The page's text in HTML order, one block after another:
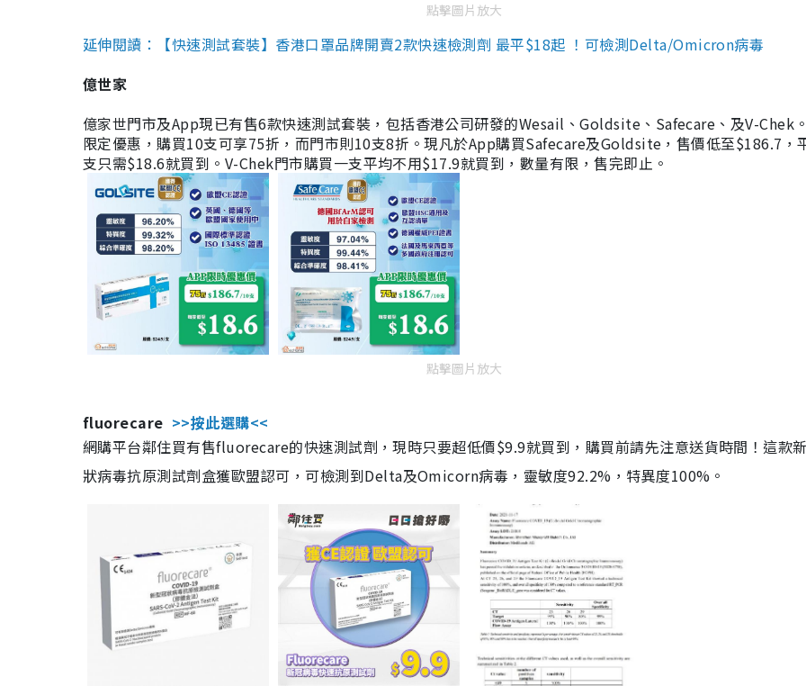
點擊圖片放大
延伸閱讀：【快速測試套裝】香港口罩品牌開賣2款快速檢測劑 最平$18起 ！可檢測Delta/Omicron病毒
億世家
億家世門市及App現已有售6款快速測試套裝，包括香港公司研發的Wesail、Goldsite、Safecare、及V-Chek
限定優惠，購買10支可享75折，而門市則10支8折。現凡於App購買Safecare及Goldsite，售價低至$186.7，
支只需$18.6就買到。V-Chek門市購買一支平均不用$17.9就買到，數量有限，售完即止。
點擊圖片放大
fluorecare >>按此選購<<
網購平台鄰住買有售fluorecare的快速測試劑，現時只要超低價$9.9就買到，購買前請先注意送貨時間！這款
狀病毒抗原測試劑盒獲歐盟認可，可檢測到Delta及Omicorn病毒，靈敏度92.2%，特異度100%。